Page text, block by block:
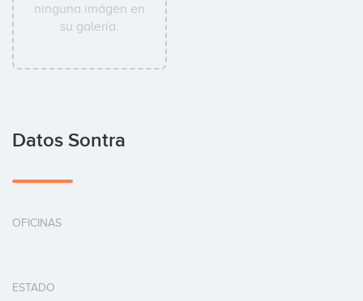
ninguna imágen en
su galería.
Datos Sontra
OFICINAS
ESTADO